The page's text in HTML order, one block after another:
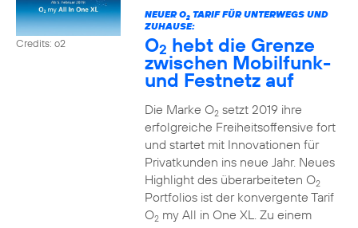
Credits: o2
NEUER O2TARIF FÜR UNTERWEGS UND
ZUHAUSE:
O2 hebt die Grenze
zwischen Mobilfunk-
und Festnetz auf
Die Marke O2setzt 2019 ihre
erfolgreiche Freiheitsoffensive fort
und startet mit Innovationen für
Privatkunden ins neue Jahr. Neues
Highlight des überarbeiteten O2
Portfolios ist der konvergente Tarif
O2my All in One XL. Zu einem